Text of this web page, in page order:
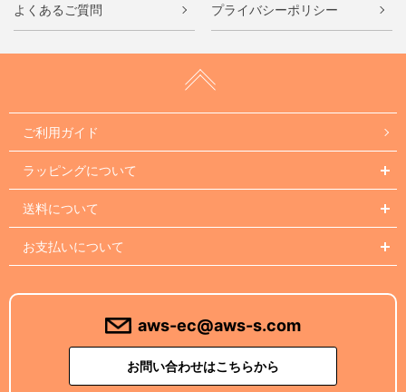
よくあるご質問 プライバシーポリシー
ご利用ガイド
ラッピングについて
送料について
お支払いについて
aws-ec@aws-s.com
お問い合わせはこちらから